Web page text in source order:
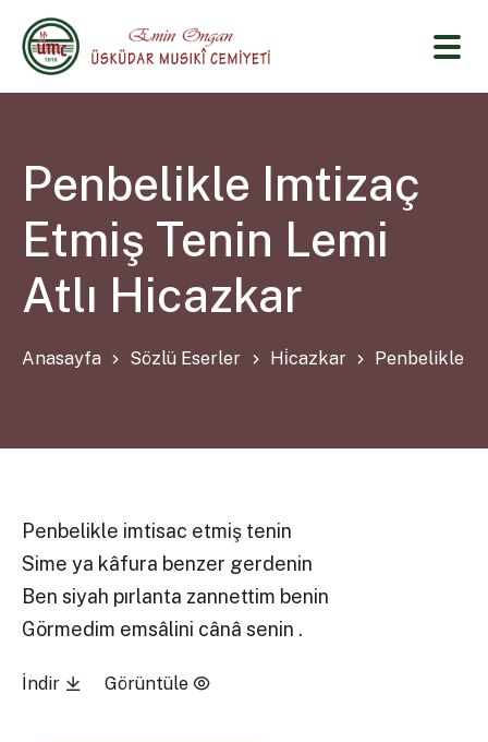
Penbelikle Imtizaç
Etmiş Tenin Lemi
Atlı Hicazkar
Anasayfa Sözlü Eserler Hi̇cazkar Penbelikle
Penbelikle imtisac etmiş tenin
Sime ya kâfura benzer gerdenin
Ben siyah pırlanta zannettim benin
Görmedim emsâlini cânâ senin .
İndir Görüntüle